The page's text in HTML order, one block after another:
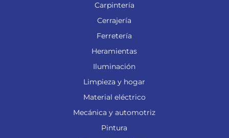
Carpintería
Cerrajería
Ferretería
Heramientas
Iluminación
Limpieza y hogar
Material eléctrico
Mecánica y automotriz
Pintura